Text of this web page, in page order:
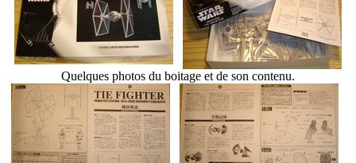
Quelques photos du boitage et de son contenu.